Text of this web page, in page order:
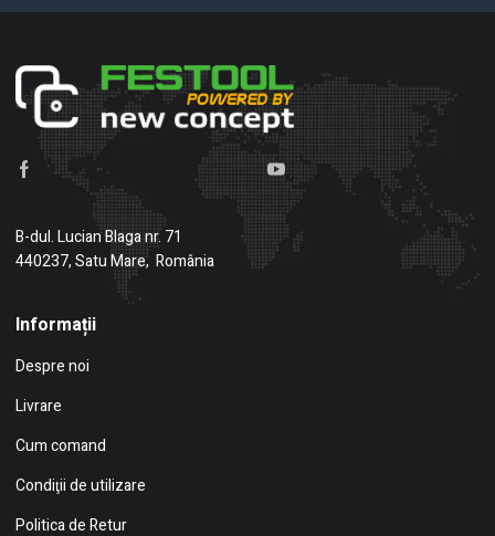
B-dul. Lucian Blaga nr. 71
440237, Satu Mare, România
Informații
Despre noi
Livrare
Cum comand
Condiţii de utilizare
Politica de Retur